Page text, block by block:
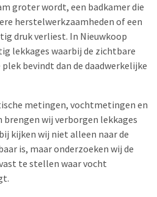
groter wordt, een badkamer die
herstelwerkzaamheden of een
druk verliest. In Nieuwkoop
lekkages waarbij de zichtbare
bevindt dan de daadwerkelijke
metingen, vochtmetingen en
wij verborgen lekkages
kijken wij niet alleen naar de
is, maar onderzoeken wij de
te stellen waar vocht